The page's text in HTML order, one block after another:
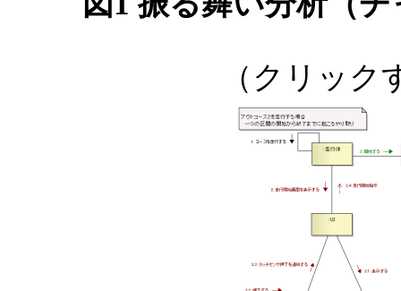
（クリッ